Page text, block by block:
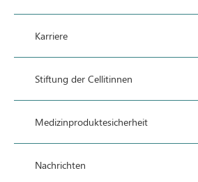
Karriere
Stiftung der Cellitinnen
Medizinproduktesicherheit
Nachrichten